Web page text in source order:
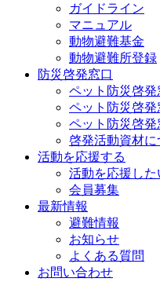
ガイドライン
マニュアル
動物避難基金
動物避難所登録
防災啓発窓口
ペット防災啓発
ペット防災啓発
ペット防災啓発
啓発活動資材に
活動を応援する
活動を応援した
会員募集
最新情報
避難情報
お知らせ
よくある質問
お問い合わせ